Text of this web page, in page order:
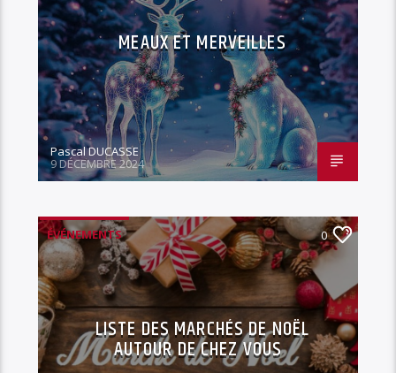
MEAUX ET MERVEILLES
Pascal DUCASSE
9 DÉCEMBRE 2024
ÉVÉNEMENTS 0
LISTE DES MARCHÉS DE NOËL
AUTOUR DE CHEZ VOUS